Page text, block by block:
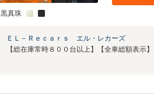
黒真珠
ＥＬ－Ｒｅｃａｒｓ エル・レカーズ